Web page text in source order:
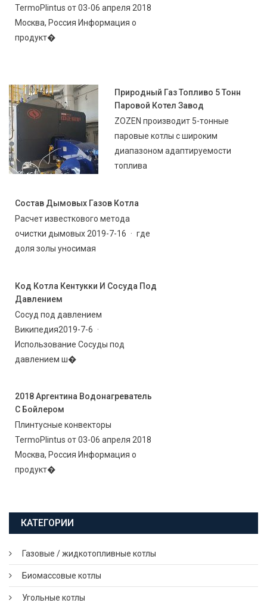
TermoPlintus от 03-06 апреля 2018
Москва, Россия Информация о
продукт�
Природный Газ Топливо 5 Тонн
Паровой Котел Завод
ZOZEN производит 5-тонные
паровые котлы с широким
диапазоном адаптируемости
топлива
Состав Дымовых Газов Котла
Расчет известкового метода
очистки дымовых 2019-7-16 · где
доля золы уносимая
Код Котла Кентукки И Сосуда Под
Давлением
Сосуд под давлением
Википедия2019-7-6 ·
Использование Сосуды под
давлением ш�
2018 Аргентина Водонагреватель
С Бойлером
Плинтусные конвекторы
TermoPlintus от 03-06 апреля 2018
Москва, Россия Информация о
продукт�
КАТЕГОРИИ
Газовые / жидкотопливные котлы
Биомассовые котлы
Угольные котлы